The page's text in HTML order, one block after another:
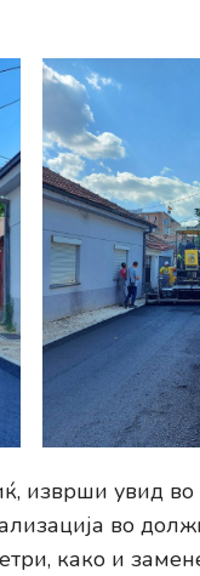
изврши увид во
во
како и